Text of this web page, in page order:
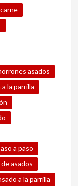
asados
a la parrilla
a paso
asados
a la parrilla